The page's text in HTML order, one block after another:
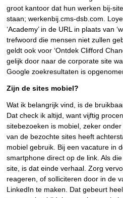
groot kantoor dat hun werken bij-
staan; werkenbij.cms-dsb.com.
‘Academy’ in de URL in plaats van
trefwoord die mensen niet zullen
geldt ook voor ‘Ontdek Clifford
gelijk door naar de corporate site
Google zoekresultaten is
Zijn de sites mobiel?
Wat ik belangrijk vind, is de
Dat check ik altijd, want vijftig
sitebezoeken is mobiel, zeker
van de bezochte sites heeft
mobiel gebruik. Bij een vacature in
smartphone direct op de link. Als
site, is dat einde verhaal. Zorg
reageren, of solliciteren door in de
LinkedIn te maken. Dat gebeurt